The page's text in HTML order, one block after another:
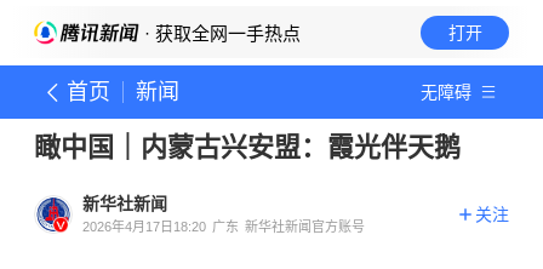
· 获取全网一手热点 打开
首页 新闻 无障碍
瞰中国｜内蒙古兴安盟：霞光伴天鹅
新华社新闻
2026年4月17日18:20 广东 新华社新闻官方账号
关注